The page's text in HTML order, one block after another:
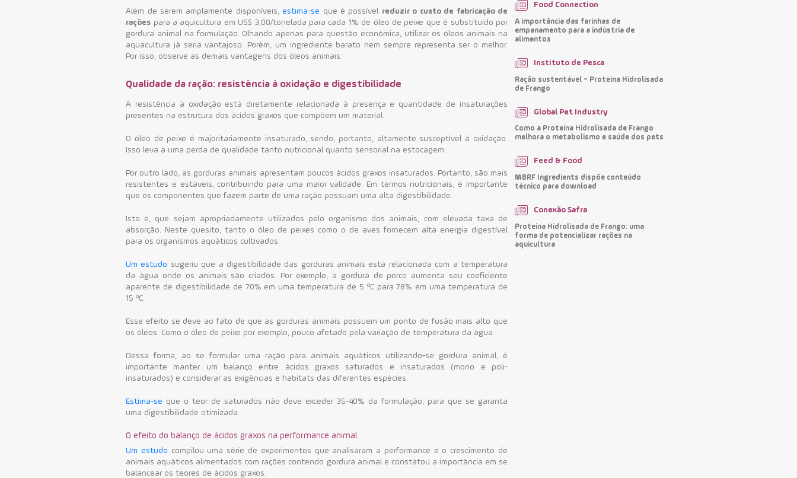
Além de serem amplamente disponíveis,estima-se que é possível reduzir o custo de fabricação de
rações para a aquicultura em US$ 3,00/tonelada para cada 1% de óleo de peixe que é substituído por
gordura animal na formulação. Olhando apenas para questão econômica, utilizar os óleos animais na
aquacultura já seria vantajoso. Porém, um ingrediente barato nem sempre representa ser o melhor.
Por isso, observe as demais vantagens dos óleos animais:
Qualidade da ração: resistência à oxidação e digestibilidade
A resistência à oxidação está diretamente relacionada à presença e quantidade de insaturações
presentes na estrutura dos ácidos graxos que compõem um material.
O óleo de peixe é majoritariamente insaturado, sendo, portanto, altamente susceptível à oxidação.
Isso leva a uma perda de qualidade tanto nutricional quanto sensorial na estocagem.
Por outro lado, as gorduras animais apresentam poucos ácidos graxos insaturados. Portanto, são mais
resistentes e estáveis, contribuindo para uma maior validade. Em termos nutricionais, é importante
que os componentes que fazem parte de uma ração possuam uma alta digestibilidade.
Isto é, que sejam apropriadamente utilizados pelo organismo dos animais, com elevada taxa de
absorção. Neste quesito, tanto o óleo de peixes como o de aves fornecem alta energia digestível
para os organismos aquáticos cultivados.
Um estudo sugeriu que a digestibilidade das gorduras animais está relacionada com a temperatura
da água onde os animais são criados. Por exemplo, a gordura de porco aumenta seu coeficiente
aparente de digestibilidade de 70% em uma temperatura de 5 ºC para 78% em uma temperatura de
15 ºC.
Esse efeito se deve ao fato de que as gorduras animais possuem um ponto de fusão mais alto que
os óleos. Como o óleo de peixe por exemplo, pouco afetado pela variação de temperatura da água.
Dessa forma, ao se formular uma ração para animais aquáticos utilizando-se gordura animal, é
importante manter um balanço entre ácidos graxos saturados e insaturados (mono e poli-
insaturados) e considerar as exigências e habitats das diferentes espécies.
Estima-se que o teor de saturados não deve exceder 35-40% da formulação, para que se garanta
uma digestibilidade otimizada.
O efeito do balanço de ácidos graxos na performance animal
Um estudo compilou uma série de experimentos que analisaram a performance e o crescimento de
animais aquáticos alimentados com rações contendo gordura animal e constatou a importância em se
balancear os teores de ácidos graxos.
Food Connection
A importância das farinhas de
empanamento para a indústria de
alimentos
Instituto de Pesca
Ração sustentável - Proteína Hidrolisada
de Frango
Global Pet Industry
Como a Proteína Hidrolisada de Frango
melhora o metabolismo e saúde dos pets
Feed & Food
MBRF Ingredients dispõe conteúdo
técnico para download
Conexão Safra
Proteína Hidrolisada de Frango: uma
forma de potencializar rações na
aquicultura